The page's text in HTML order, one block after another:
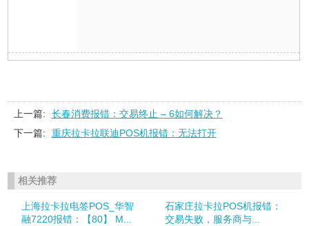
上一篇:
长春消费报错：交易终止 – 6如何解决？
下一篇:
重庆拉卡拉联迪POS机报错：无法打开
相关推荐
上海拉卡拉电签POS_华智
融7220报错：【80】 M...
石家庄拉卡拉POS机报错：
交易失败，服务商与...